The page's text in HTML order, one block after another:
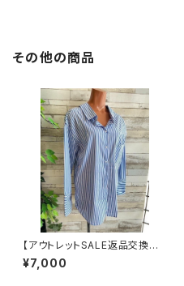
その他の商品
【アウトレットSALE返品交換不
可8/20まで】フランスインポー
ト・BIGシャツ｜ピンストライプ
¥7,000